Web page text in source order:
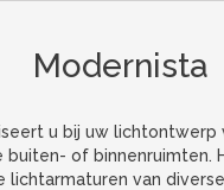
Modernista
u bij uw lichtontwerp
of binnenruimten.
lichtarmaturen van